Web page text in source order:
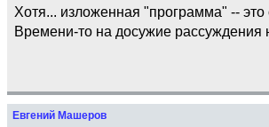
Хотя... изложенная "программа" -- это
Времени-то на досужие рассуждения
Евгений Машеров